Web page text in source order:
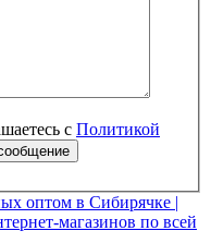
с Политикой